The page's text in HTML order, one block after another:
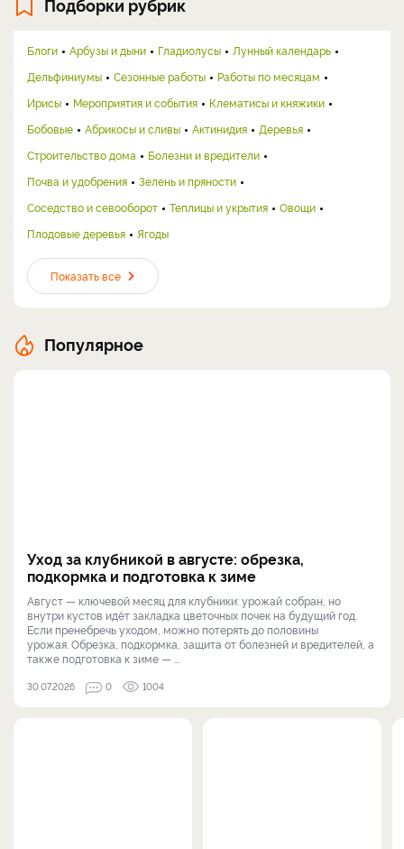
Подборки рубрик
Блоги Арбузы и дыни Гладиолусы
Лунный календарь
Дельфиниумы
Сезонные работы
Работы по месяцам
Ирисы
Мероприятия и события
Клематисы и княжики
Бобовые
Абрикосы и сливы Актинидия
Деревья
Строительство дома
Болезни и вредители
Почва и удобрения
Зелень и пряности
Соседство и севооборот
Теплицы и укрытия
Овощи
Плодовые деревья
Ягоды
Показать все
Популярное
Уход за клубникой в августе: обрезка,
подкормка и подготовка к зиме
Август — ключевой месяц для клубники: урожай собран, но
внутри кустов идёт закладка цветочных почек на будущий год.
Если пренебречь уходом, можно потерять до половины
урожая. Обрезка, подкормка, защита от болезней и вредителей, а
также подготовка к зиме — ...
30.07.2026 0 1004